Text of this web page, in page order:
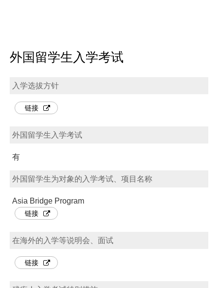
外国留学生入学考试
入学选拔方针
链接
外国留学生入学考试
有
外国留学生为对象的入学考试、项目名称
Asia Bridge Program
链接
在海外的入学等说明会、面试
链接